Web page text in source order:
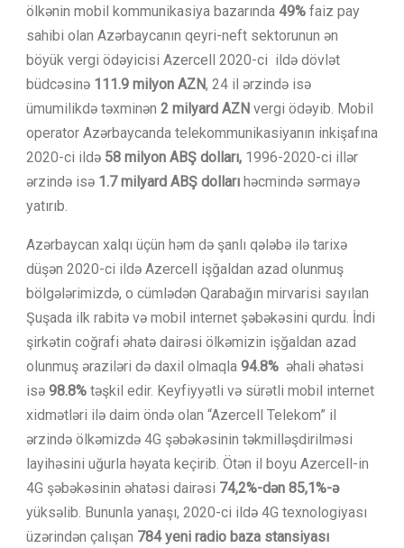
ölkənin mobil kommunikasiya bazarında 49% faiz pay
sahibi olan Azərbaycanın qeyri-neft sektorunun ən
böyük vergi ödəyicisi Azercell 2020-ci ildə dövlət
büdcəsinə 111.9 milyon AZN, 24 il ərzində isə
ümumilikdə təxminən 2 milyard AZN vergi ödəyib. Mobil
operator Azərbaycanda telekommunikasiyanın inkişafına
2020-ci ildə 58 milyon ABŞ dolları, 1996-2020-ci illər
ərzində isə 1.7 milyard ABŞ dolları həcmində sərmayə
yatırıb.
Azərbaycan xalqı üçün həm də şanlı qələbə ilə tarixə
düşən 2020-ci ildə Azercell işğaldan azad olunmuş
bölgələrimizdə, o cümlədən Qarabağın mirvarisi sayılan
Şuşada ilk rabitə və mobil internet şəbəkəsini qurdu. İndi
şirkətin coğrafi əhatə dairəsi ölkəmizin işğaldan azad
olunmuş əraziləri də daxil olmaqla 94.8% əhali əhatəsi
isə 98.8% təşkil edir. Keyfiyyətli və sürətli mobil internet
xidmətləri ilə daim öndə olan “Azercell Telekom” il
ərzində ölkəmizdə 4G şəbəkəsinin təkmilləşdirilməsi
layihəsini uğurla həyata keçirib. Ötən il boyu Azercell-in
4G şəbəkəsinin əhatəsi dairəsi 74,2%-dən 85,1%-ə
yüksəlib. Bununla yanaşı, 2020-ci ildə 4G texnologiyası
üzərindən çalışan 784 yeni radio baza stansiyası